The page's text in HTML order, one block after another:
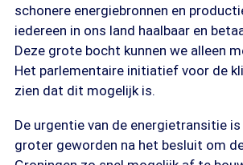
schonere energiebronnen en
iedereen in ons land haalbaar en
Deze grote bocht kunnen we alleen
Het parlementaire initiatief voor de
zien dat dit mogelijk is.
De urgentie van de energietransitie
groter geworden na het besluit om